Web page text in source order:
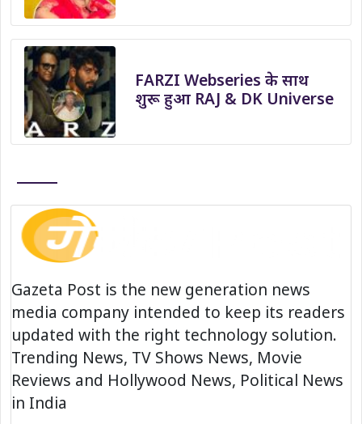
FARZI Webseries के साथ
शुरू हुआ RAJ & DK Universe
Gazeta Post is the new generation news
media company intended to keep its readers
updated with the right technology solution.
Trending News, TV Shows News, Movie
Reviews and Hollywood News, Political News
in India